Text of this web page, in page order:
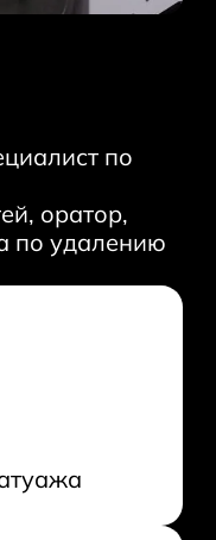
по
оратор,
по удалению